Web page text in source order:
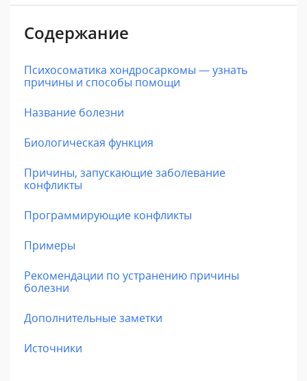
Содержание
Психосоматика хондросаркомы — узнать
причины и способы помощи
Название болезни
Биологическая функция
Причины, запускающие заболевание
конфликты
Программирующие конфликты
Примеры
Рекомендации по устранению причины
болезни
Дополнительные заметки
Источники